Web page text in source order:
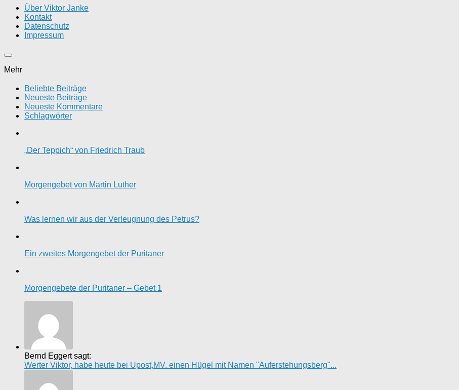
Über Viktor Janke
Kontakt
Datenschutz
Impressum
Mehr
Beliebte Beiträge
Neueste Beiträge
Neueste Kommentare
Schlagwörter
„Der Teppich“ von Friedrich Traub
Morgengebet von Martin Luther
Was lernen wir aus der Verleugnung des Petrus?
Ein zweites Morgengebet der Puritaner
Morgengebete der Puritaner – Gebet 1
Bernd Eggert sagt:
Werter Viktor, habe heute bei Upost,MV. einen Hügel mit Namen "Auferstehungsberg"...